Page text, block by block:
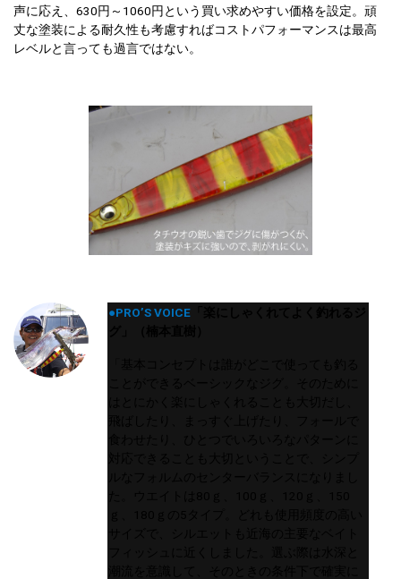
声に応え、630円～1060円という買い求めやすい価格を設定。頑
丈な塗装による耐久性も考慮すればコストパフォーマンスは最高
レベルと言っても過言ではない。
●PRO’S VOICE「楽にしゃくれてよく釣れるジ